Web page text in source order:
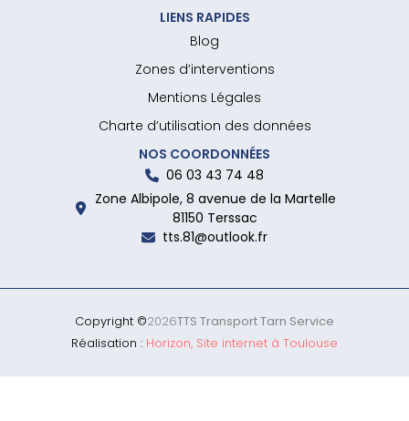
LIENS RAPIDES
Blog
Zones d’interventions
Mentions Légales
Charte d’utilisation des données
NOS COORDONNÉES
06 03 43 74 48
Zone Albipole, 8 avenue de la Martelle
81150 Terssac
tts.81@outlook.fr
Copyright ©2026TTS Transport Tarn Service
Réalisation : Horizon, Site internet à Toulouse